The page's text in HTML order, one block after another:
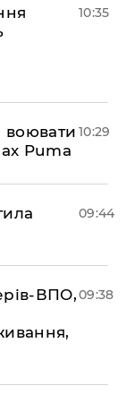
10:35
воювати
Puma
10:29
09:44
ВПО,09:38